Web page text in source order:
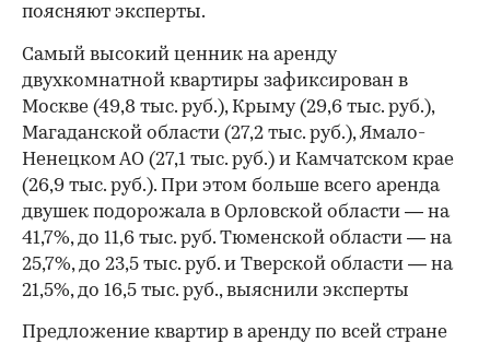
поясняют эксперты.
00:00 / 00:00
Самый высокий ценник на аренду
двухкомнатной квартиры зафиксирован в
Москве (49,8 тыс. руб.), Крыму (29,6 тыс. руб.),
Магаданской области (27,2 тыс. руб.), Ямало-
Ненецком АО (27,1 тыс. руб.) и Камчатском крае
(26,9 тыс. руб.). При этом больше всего аренда
двушек подорожала в Орловской области — на
41,7%, до 11,6 тыс. руб. Тюменской области — на
25,7%, до 23,5 тыс. руб. и Тверской области — на
21,5%, до 16,5 тыс. руб., выяснили эксперты
Предложение квартир в аренду по всей стране